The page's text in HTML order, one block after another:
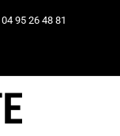
95 26 48 81